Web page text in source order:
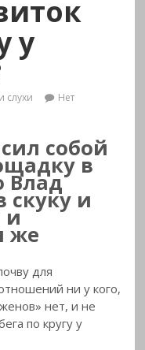
у
слухи
Нет
собой
в
Влад
скуку и
и
же
для
ни у кого,
нет, и не
по кругу у